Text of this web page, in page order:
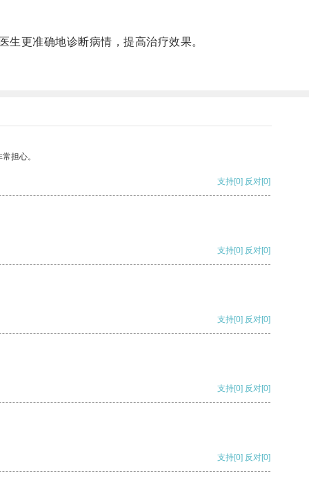
更准确地诊断病情，提高治疗效果。
担心。
支持[0] 反对[0]
支持[0] 反对[0]
支持[0] 反对[0]
支持[0] 反对[0]
支持[0] 反对[0]